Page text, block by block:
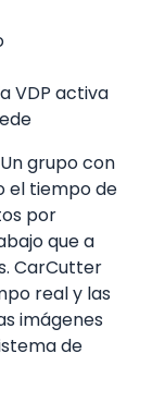
VDP activa
Un grupo con
el tiempo de
por
que a
CarCutter
real y las
imágenes
de